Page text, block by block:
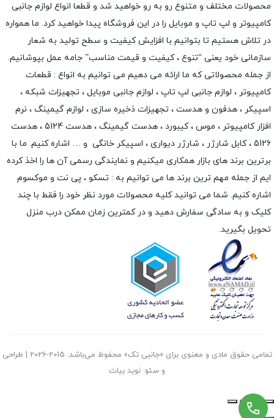
محصولات مختلف و متنوع رو به رو خواهید شد و قطعا انواع لوازم جانبی
کامپیوتر و لپ تاپ و موبایل را در این فروشگاه پیدا خواهید کرد. ما همواره
در تلاش هستیم تا بتوانیم با افزایش کیفیت و سطح تولید به شعار
سازمانی خود یعنی “تنوع ، کیفیت و قیمت مناسب” جامه عمل بپوشانیم.
از جمله محصولاتی که ما ارائه می دهیم می توانیم به انواع : قطعات
کامپیوتر ، لوازم جانبی لپ تاپ ، لوازم جانبی موبایل ، تجهیزات شبکه ،
اسپیکر ، هدفون و هدست ، تجهیزات ذخیره سازی ، لوازم گیمینگ ، نرم
افزار کامپیوتر ، موس ،کیبورد ، هدست گیمینگ
، هدست 5124 ، هدست
5126 ،
کابل شارژر ، شارژر دیواری ، اسپیکر خانگی و … اشاره کنیم. ما با
برترین برند های بازار همکاری میکنیم و نمایندگی رسمی آن ها را اخذ کرده
ایم از جمله مهم ترین برند ها می توانیم به : تسکو ، پی نت و موکسوم
اشاره کنیم. شما می توانید کلیه محصولات مورد نظر خود را فقط با چند
کلیک و به سادگی سفارش دهید و در کمترین زمان ممکن درب منزل
تحویل بگیرید.
تمامی حقوق مادی و معنوی برای «جانبی تک» محفوظ می‌باشد. 2015-2026 | طراحی
و سئو: نوید بیات